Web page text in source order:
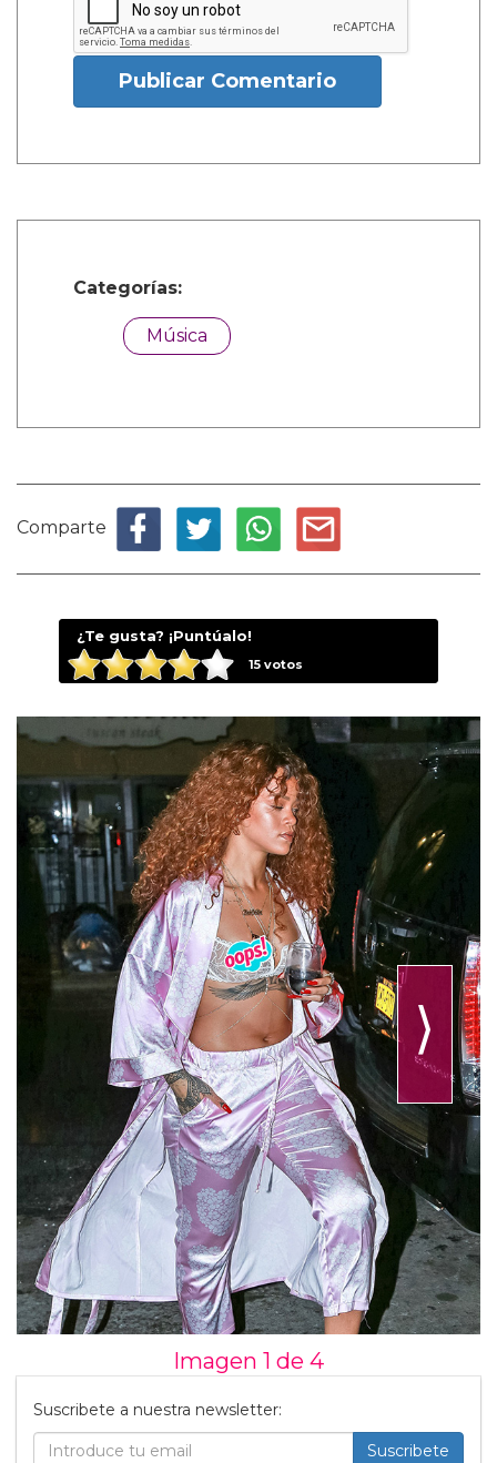
Publicar Comentario
Categorías:
Música
Comparte
¿Te gusta? ¡Puntúalo!
15votos
⟩
Imagen 1 de 4
Suscribete a nuestra newsletter:
Suscribete